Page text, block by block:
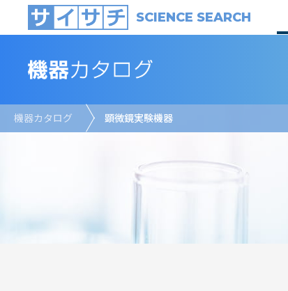
SCIENCE SEARCH
機器カタログ 顕微鏡実験機器